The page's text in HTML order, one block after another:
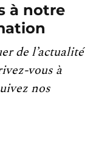
à notre
de l’actualité
vous à
nos